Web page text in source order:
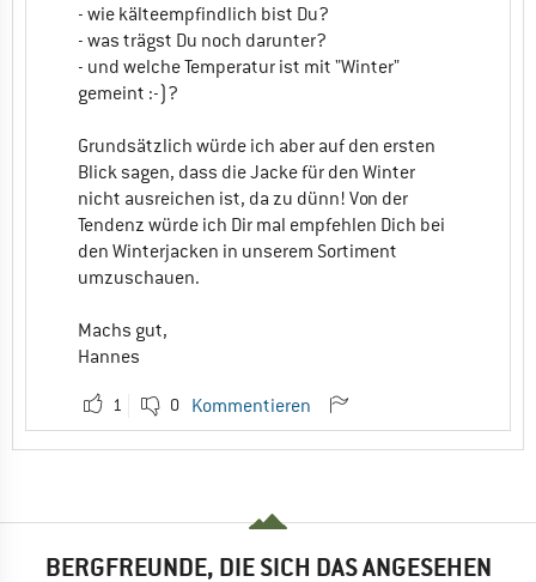
- wie kälteempfindlich bist Du?
- was trägst Du noch darunter?
- und welche Temperatur ist mit "Winter"
gemeint :-)?
Grundsätzlich würde ich aber auf den ersten
Blick sagen, dass die Jacke für den Winter
nicht ausreichen ist, da zu dünn! Von der
Tendenz würde ich Dir mal empfehlen Dich bei
den Winterjacken in unserem Sortiment
umzuschauen.
Machs gut,
Hannes
1 0 Kommentieren
BERGFREUNDE, DIE SICH DAS ANGESEHEN